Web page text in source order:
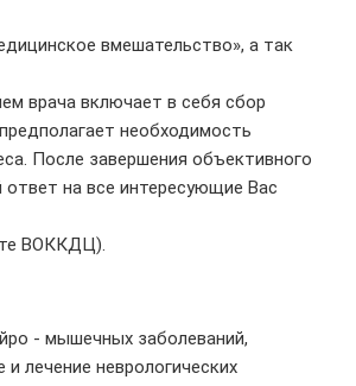
вмешательство», а так
врача включает в себя сбор
необходимость
После завершения объективного
на все интересующие Вас
ВОККДЦ).
- мышечных заболеваний,
лечение неврологических